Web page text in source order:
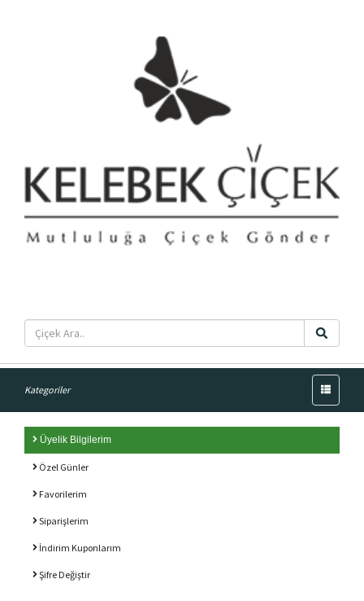
Menü
Kategoriler
Üyelik Bilgilerim
Özel Günler
Favorilerim
Siparişlerim
İndirim Kuponlarım
Şifre Değiştir